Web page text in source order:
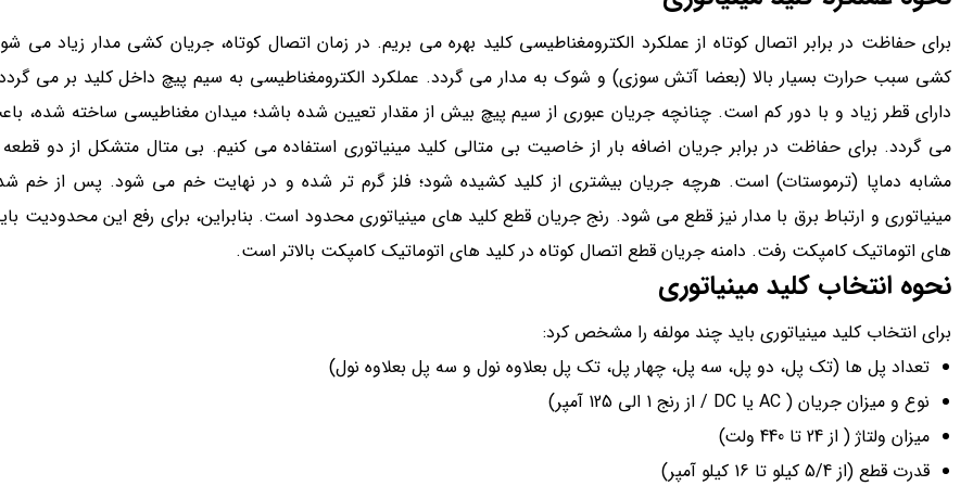
برای حفاظت در برابر اتصال کوتاه از عملکرد الکترومغناطیسی کلید بهره می بریم. در زمان اتصال کوتاه، جریان کشی مدار زیاد می
کشی سبب حرارت بسیار بالا (بعضا آتش سوزی) و شوک به مدار می گردد. عملکرد الکترومغناطیسی به سیم پیچ داخل کلید بر می
دارای قطر زیاد و با دور کم است. چنانچه جریان عبوری از سیم پیچ بیش از مقدار تعیین شده باشد؛ میدان مغناطیسی ساخته شده،
می گردد. برای حفاظت در برابر جریان اضافه بار از خاصیت بی متالی کلید مینیاتوری استفاده می کنیم. بی متال متشکل از دو
مشابه دماپا (ترموستات) است. هرچه جریان بیشتری از کلید کشیده شود؛ فلز گرم تر شده و در نهایت خم می شود. پس از خم
مینیاتوری و ارتباط برق با مدار نیز قطع می شود. رنج جریان قطع کلید های مینیاتوری محدود است. بنابراین، برای رفع این محدودیت
های اتوماتیک کامپکت رفت. دامنه جریان قطع اتصال کوتاه در کلید های اتوماتیک کامپکت بالاتر است.
نحوه انتخاب کلید مینیاتوری
برای انتخاب کلید مینیاتوری باید چند مولفه را مشخص کرد:
تعداد پل ها (تک پل، دو پل، سه پل، چهار پل، تک پل بعلاوه نول و سه پل بعلاوه نول)
نوع و میزان جریان ( AC یا DC / از رنج 1 الی 125 آمپر)
میزان ولتاژ ( از 24 تا 440 ولت)
قدرت قطع (از 5/4 کیلو تا 16 کیلو آمپر)